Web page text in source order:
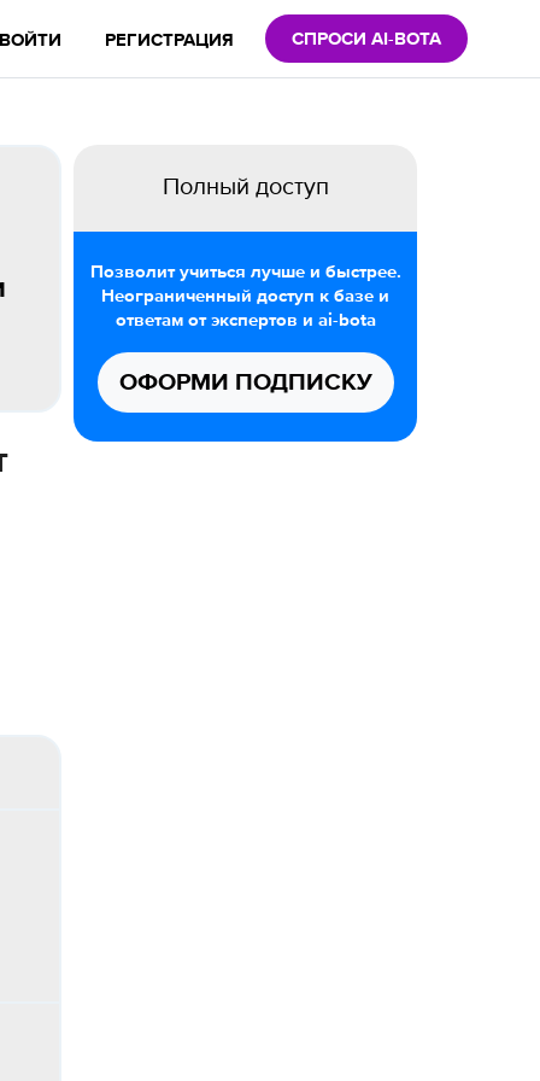
ВОЙТИ РЕГИСТРАЦИЯ СПРОСИ AI-BOTA
Полный доступ
Позволит учиться лучше и быстрее.
Неограниченный доступ к базе и
ответам от экспертов и ai-bota
ОФОРМИ ПОДПИСКУ